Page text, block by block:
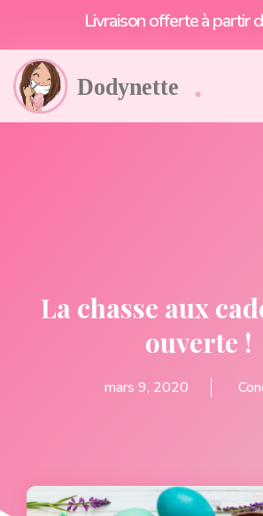
Rejoignez notre
La chasse aux
ouverte !
mars 9, 2020